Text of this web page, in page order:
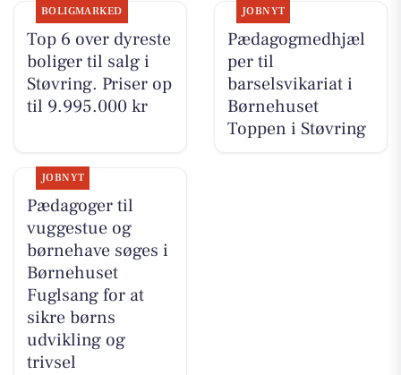
BOLIGMARKED
Top 6 over dyreste
boliger til salg i
Støvring. Priser op
til 9.995.000 kr
JOBNYT
Pædagogmedhjæl
per til
barselsvikariat i
Børnehuset
Toppen i Støvring
JOBNYT
Pædagoger til
vuggestue og
børnehave søges i
Børnehuset
Fuglsang for at
sikre børns
udvikling og
trivsel